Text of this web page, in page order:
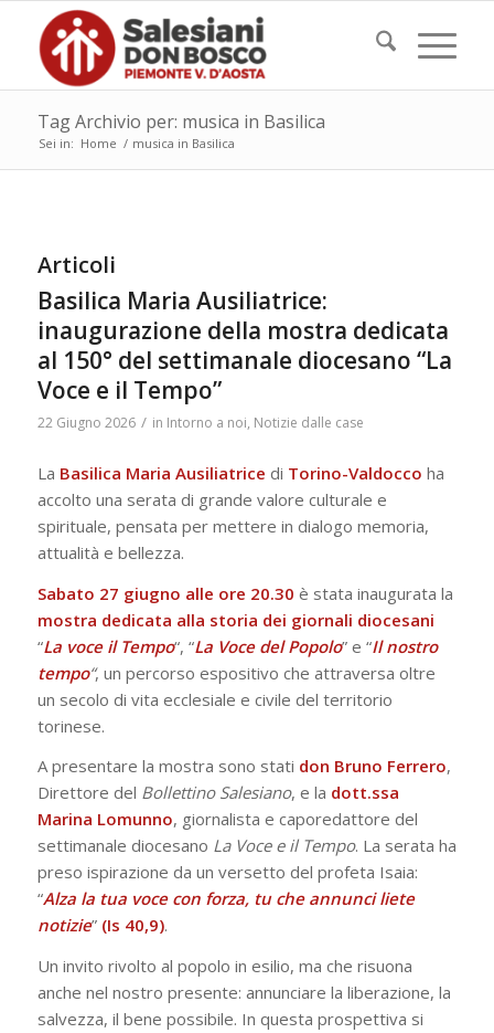
Tag Archivio per: musica in Basilica
Sei in: Home / musica in Basilica
Articoli
Basilica Maria Ausiliatrice:
inaugurazione della mostra dedicata
al 150° del settimanale diocesano “La
Voce e il Tempo”
22 Giugno 2026 / in Intorno a noi, Notizie dalle case
La Basilica Maria Ausiliatrice di Torino-Valdocco ha
accolto una serata di grande valore culturale e
spirituale, pensata per mettere in dialogo memoria,
attualità e bellezza.
Sabato 27 giugno alle ore 20.30 è stata inaugurata la
mostra dedicata alla storia dei giornali diocesani
“La voce il Tempo“, “La Voce del Popolo” e “Il nostro
tempo“, un percorso espositivo che attraversa oltre
un secolo di vita ecclesiale e civile del territorio
torinese.
A presentare la mostra sono stati don Bruno Ferrero,
Direttore del Bollettino Salesiano, e la dott.ssa
Marina Lomunno, giornalista e caporedattore del
settimanale diocesano La Voce e il Tempo. La serata ha
preso ispirazione da un versetto del profeta Isaia:
“Alza la tua voce con forza, tu che annunci liete
notizie”(Is 40,9).
Un invito rivolto al popolo in esilio, ma che risuona
anche nel nostro presente: annunciare la liberazione, la
salvezza, il bene possibile. In questa prospettiva si